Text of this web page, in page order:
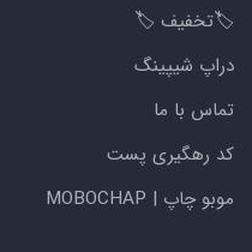
🏷️تخفیف 🏷️
دراپ شیپینگ
تماس با ما
کد رهگیری پست
موبو چاپ | MOBOCHAP